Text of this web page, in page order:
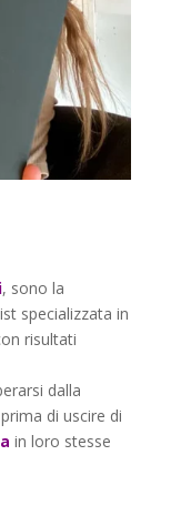
, sono la
specializzata in
risultati
dalla
prima di uscire di
in loro stesse